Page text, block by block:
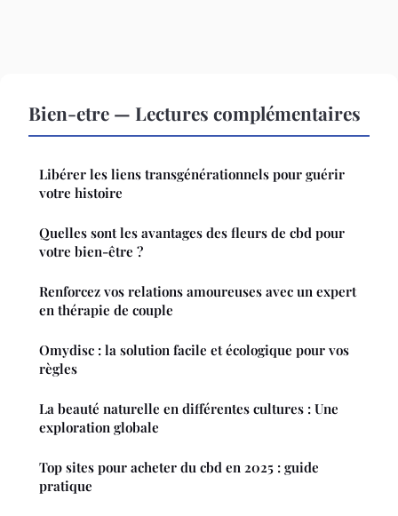
Bien-etre — Lectures complémentaires
Libérer les liens transgénérationnels pour guérir
votre histoire
Quelles sont les avantages des fleurs de cbd pour
votre bien-être ?
Renforcez vos relations amoureuses avec un expert
en thérapie de couple
Omydisc : la solution facile et écologique pour vos
règles
La beauté naturelle en différentes cultures : Une
exploration globale
Top sites pour acheter du cbd en 2025 : guide
pratique